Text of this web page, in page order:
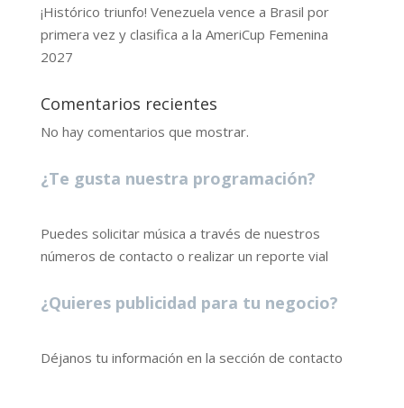
¡Histórico triunfo! Venezuela vence a Brasil por
primera vez y clasifica a la AmeriCup Femenina
2027
Comentarios recientes
No hay comentarios que mostrar.
¿Te gusta nuestra programación?
Puedes solicitar música a través de nuestros
números de contacto o realizar un reporte vial
¿Quieres publicidad para tu negocio?
Déjanos tu información en la sección de contacto